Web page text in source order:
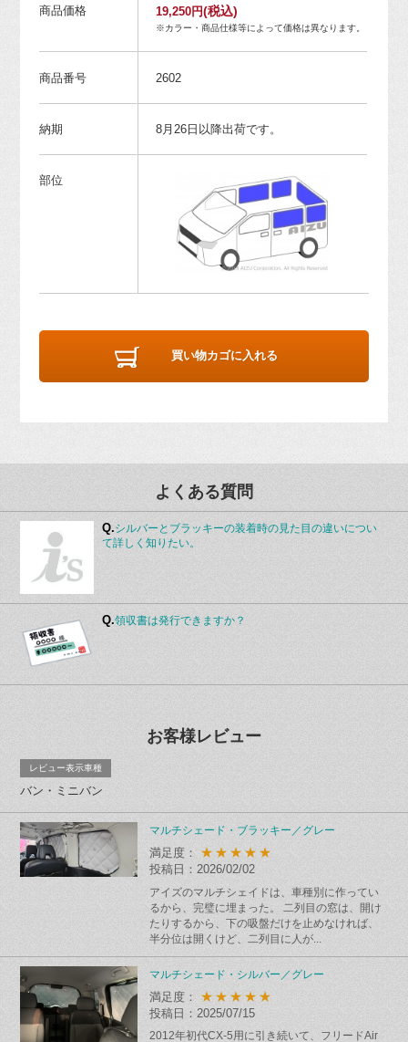
商品価格 19,250円(税込)
※カラー・商品仕様等によって価格は異なります。
商品番号 2602
納期 8月26日以降出荷です。
部位
買い物カゴに入れる
よくある質問
Q.シルバーとブラッキーの装着時の見た目の違いについ
て詳しく知りたい。
Q.領収書は発行できますか？
お客様レビュー
レビュー表示車種
バン・ミニバン
マルチシェード・ブラッキー／グレー
満足度： ★★★★★
投稿日：2026/02/02
アイズのマルチシェイドは、車種別に作ってい
るから、完璧に埋まった。 二列目の窓は、開け
たりするから、下の吸盤だけを止めなければ、
半分位は開くけど、二列目に人が...
マルチシェード・シルバー／グレー
満足度： ★★★★★
投稿日：2025/07/15
2012年初代CX-5用に引き続いて、フリードAir